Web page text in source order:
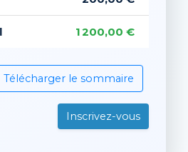
1 200,00 €
Télécharger le sommaire
Inscrivez-vous